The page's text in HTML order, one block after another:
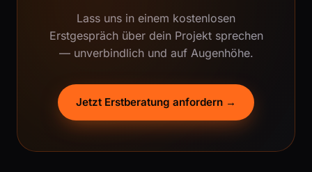
Lass uns in einem kostenlosen
Erstgespräch über dein Projekt sprechen
— unverbindlich und auf Augenhöhe.
Jetzt Erstberatung anfordern →